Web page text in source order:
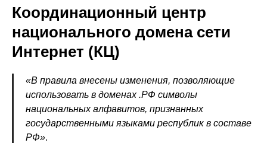
Координационный центр
национального домена сети
Интернет (КЦ)
«В правила внесены изменения, позволяющие
использовать в доменах .РФ символы
национальных алфавитов, признанных
государственными языками республик в составе
РФ».